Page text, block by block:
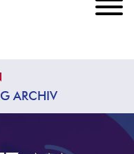
ARCHIV